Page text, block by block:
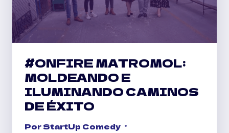
#ONFIRE MATROMOL:
MOLDEANDO E
ILUMINANDO CAMINOS
DE ÉXITO
PorStartUp Comedy